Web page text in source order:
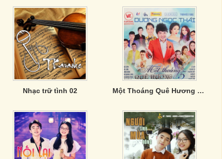
Nhạc trữ tình 02 Một Thoáng Quê Hương 5- CD2